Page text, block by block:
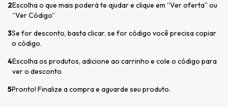
2Escolha o que mais poderá te ajudar e clique em “Ver oferta” ou
“Ver Código”
3Se for desconto, basta clicar. se for código você precisa copiar
o código.
4Escolha os produtos, adicione ao carrinho e cole o código para
ver o desconto
5Pronto! Finalize a compra e aguarde seu produto.